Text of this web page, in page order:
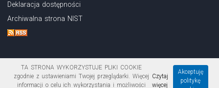
Deklaracja dostępności
Archiwalna strona NIST
Copyright © 2026 Narodowy Instytut Samorządu Terytorialnego
TA STRONA WYKORZYSTUJE PLIKI COOKIE
zgodnie z ustawieniami Twojej przeglądarki. Więcej
informacji o celu ich wykorzystania i możliwości
Czytaj
więcej
Akceptuję
politykę